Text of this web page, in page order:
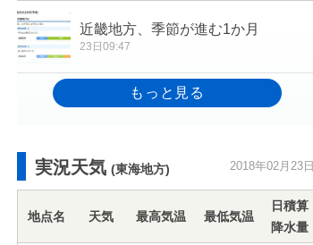
近畿地方、季節が進む1か月
23日09:47
実況天気 (東海地方) 2018年02月23日
地点名 天気 最高気温 最低気温
日積算
降水量